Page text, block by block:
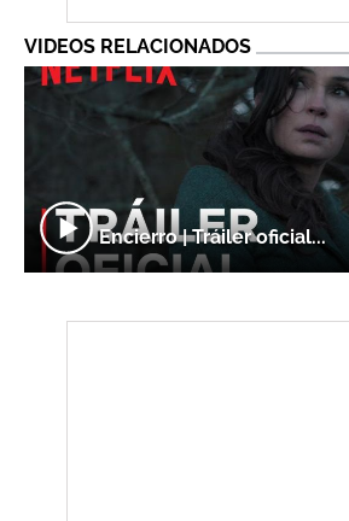
VIDEOS RELACIONADOS
Encierro | Tráiler oficial...